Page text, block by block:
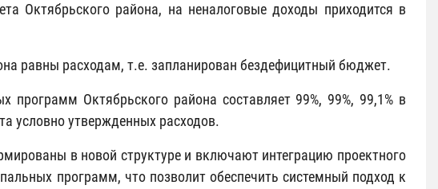
Октябрьского района, на неналоговые доходы приходится в
равны расходам, т.е. запланирован бездефицитный бюджет.
Октябрьского района составляет 99%, 99%, 99,1% в
условно утвержденных расходов.
в новой структуре и включают интеграцию проектного
программ, что позволит обеспечить системный подход к